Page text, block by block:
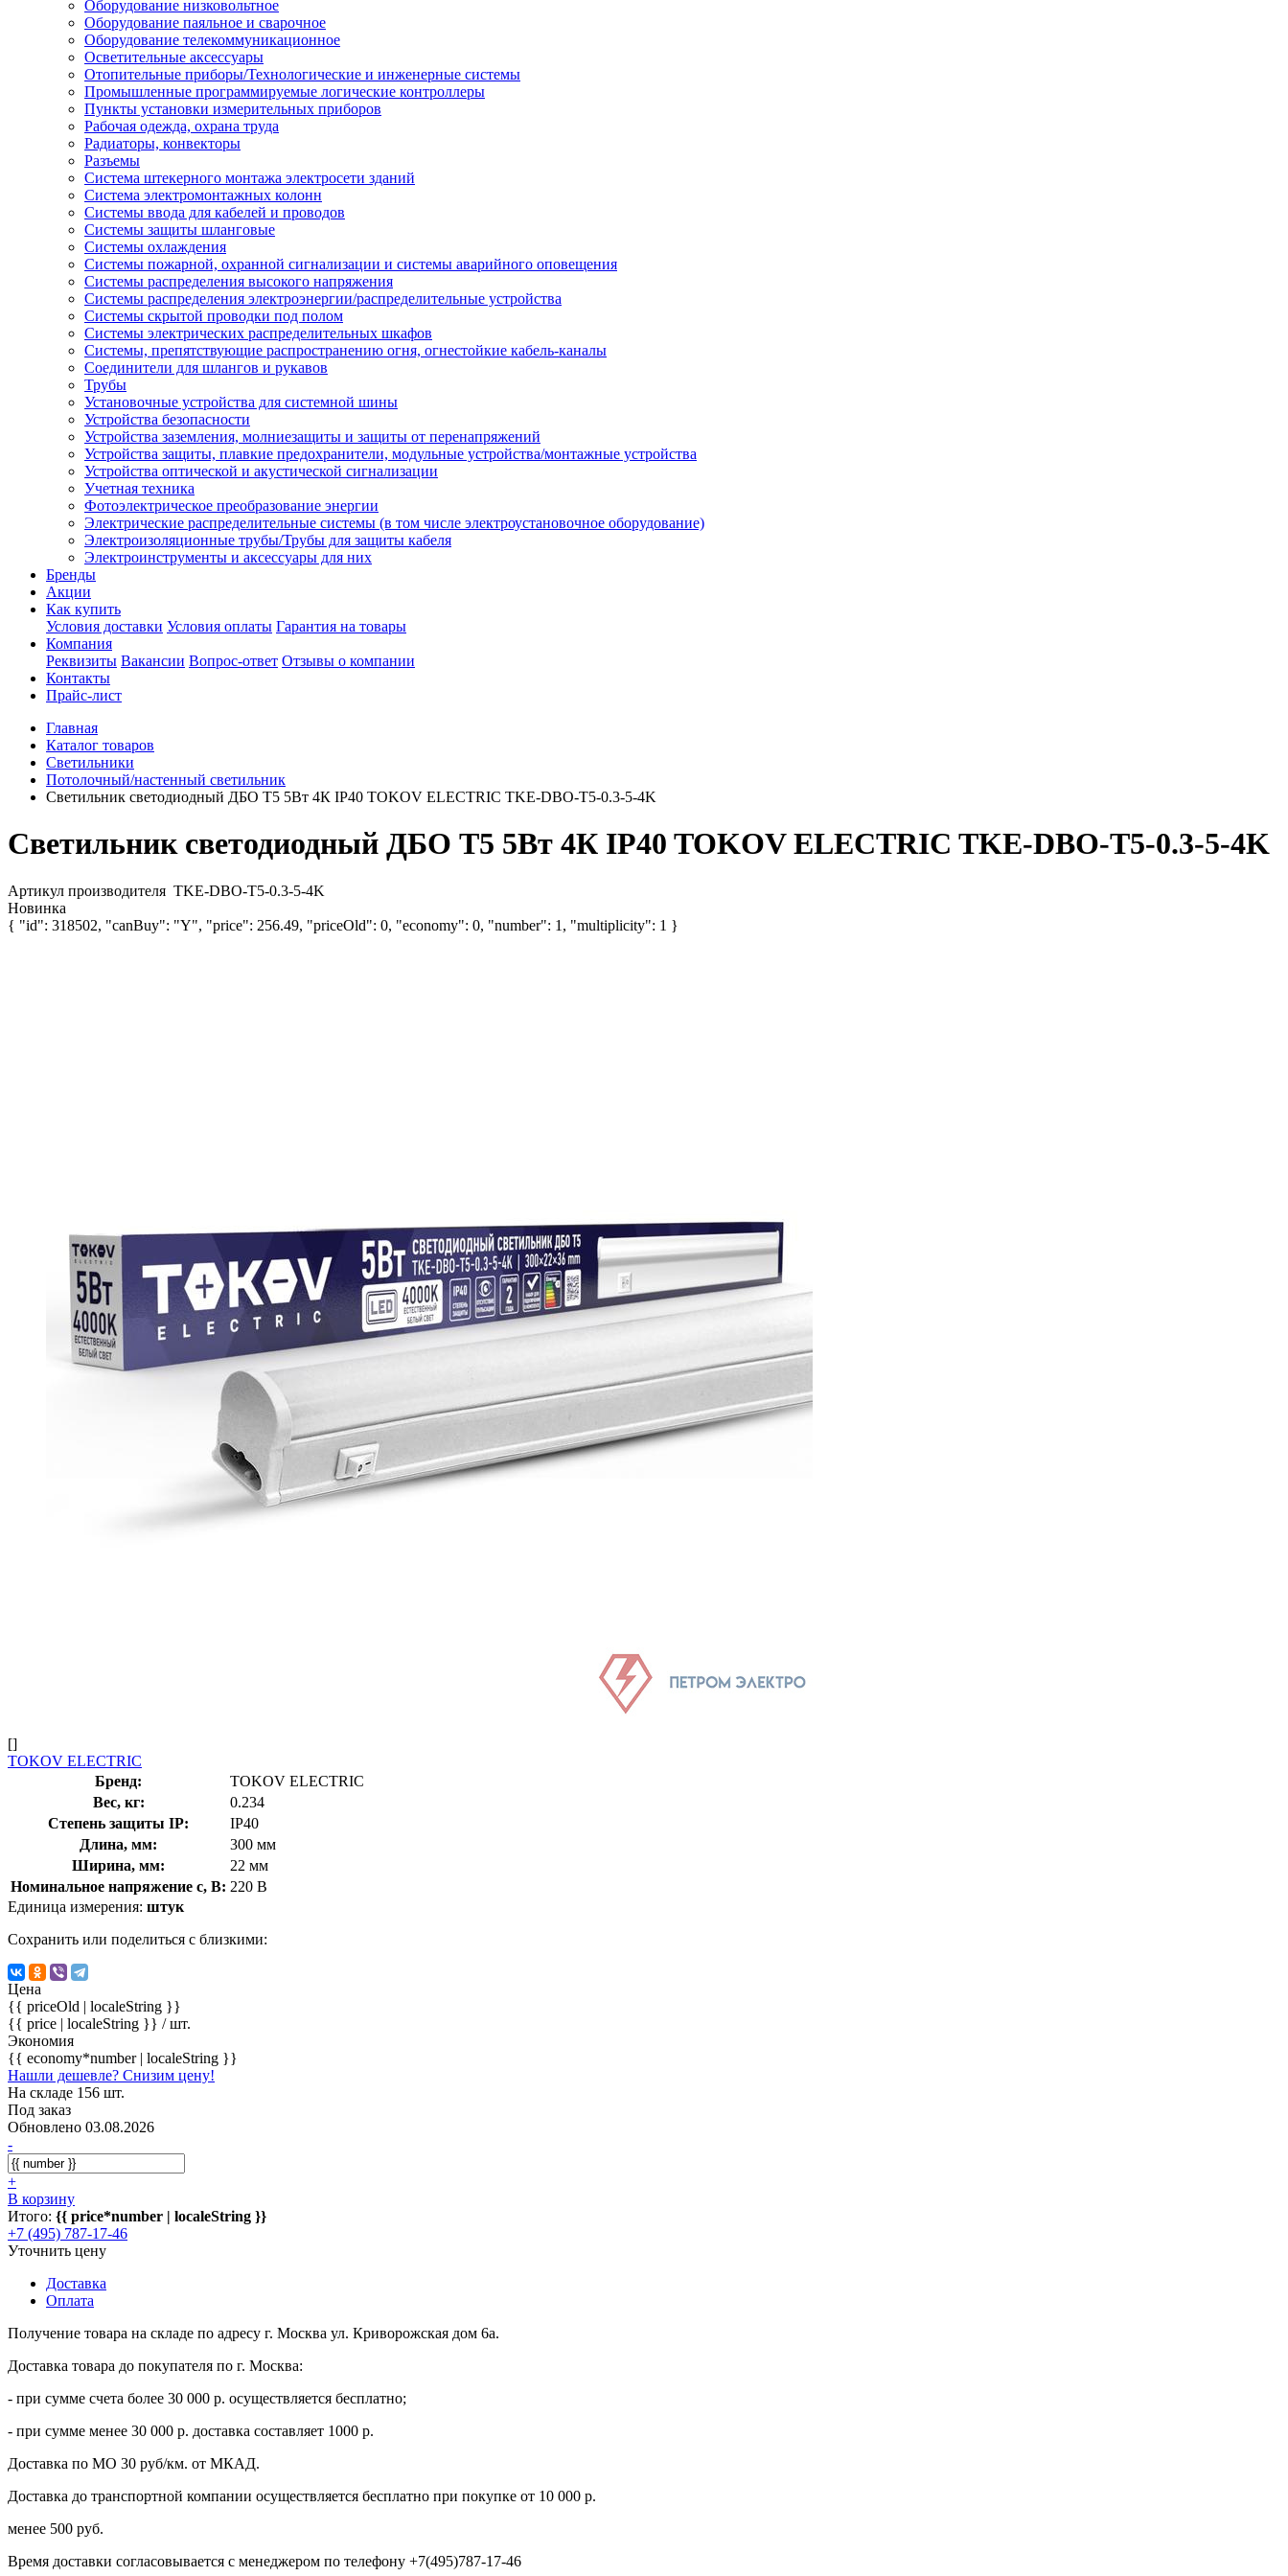
Оборудование низковольтное
Оборудование паяльное и сварочное
Оборудование телекоммуникационное
Осветительные аксессуары
Отопительные приборы/Технологические и инженерные системы
Промышленные программируемые логические контроллеры
Пункты установки измерительных приборов
Рабочая одежда, охрана труда
Радиаторы, конвекторы
Разъемы
Система штекерного монтажа электросети зданий
Система электромонтажных колонн
Системы ввода для кабелей и проводов
Системы защиты шланговые
Системы охлаждения
Системы пожарной, охранной сигнализации и системы аварийного оповещения
Системы распределения высокого напряжения
Системы распределения электроэнергии/распределительные устройства
Системы скрытой проводки под полом
Системы электрических распределительных шкафов
Системы, препятствующие распространению огня, огнестойкие кабель-каналы
Соединители для шлангов и рукавов
Трубы
Установочные устройства для системной шины
Устройства безопасности
Устройства заземления, молниезащиты и защиты от перенапряжений
Устройства защиты, плавкие предохранители, модульные устройства/монтажные устройства
Устройства оптической и акустической сигнализации
Учетная техника
Фотоэлектрическое преобразование энергии
Электрические распределительные системы (в том числе электроустановочное оборудование)
Электроизоляционные трубы/Трубы для защиты кабеля
Электроинструменты и аксессуары для них
Бренды
Акции
Как купить
Условия доставки Условия оплаты Гарантия на товары
Компания
Реквизиты Вакансии Вопрос-ответ Отзывы о компании
Контакты
Прайс-лист
Главная
Каталог товаров
Светильники
Потолочный/настенный светильник
Светильник светодиодный ДБО Т5 5Вт 4К IP40 TOKOV ELECTRIC TKE-DBO-T5-0.3-5-4K
Светильник светодиодный ДБО Т5 5Вт 4К IP40 TOKOV ELECTRIC TKE-DBO-T5-0.3-5-4K
Артикул производителя TKE-DBO-T5-0.3-5-4K
Новинка
{ "id": 318502, "canBuy": "Y", "price": 256.49, "priceOld": 0, "economy": 0, "number": 1, "multiplicity": 1 }
[]
TOKOV ELECTRIC
Бренд:
TOKOV ELECTRIC
Вес, кг:
0.234
Степень защиты IP:
IP40
Длина, мм:
300 мм
Ширина, мм:
22 мм
Номинальное напряжение с, В: 220 В
Единица измерения: штук
Сохранить или поделиться с близкими:
Цена
{{ priceOld | localeString }}
{{ price | localeString }} / шт.
Экономия
{{ economy*number | localeString }}
Нашли дешевле? Снизим цену!
На складе 156 шт.
Под заказ
Обновлено 03.08.2026
-
+
В корзину
Итого: {{ price*number | localeString }}
+7 (495) 787-17-46
Уточнить цену
Доставка
Оплата
Получение товара на складе по адресу г. Москва ул. Криворожская дом 6а.
Доставка товара до покупателя по г. Москва:
- при сумме счета более 30 000 р. осуществляется бесплатно;
- при сумме менее 30 000 р. доставка составляет 1000 р.
Доставка по МО 30 руб/км. от МКАД.
Доставка до транспортной компании осуществляется бесплатно при покупке от 10 000 р.
менее 500 руб.
Время доставки согласовывается с менеджером по телефону +7(495)787-17-46